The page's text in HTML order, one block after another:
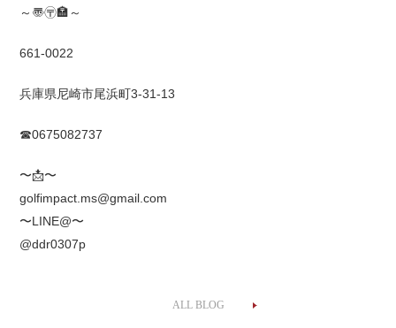
～〠〶🏣～
661-0022
兵庫県尼崎市尾浜町3-31-13
☎0675082737
〜📩〜
golfimpact.ms@gmail.com
〜LINE@〜
@ddr0307p
ALL BLOG